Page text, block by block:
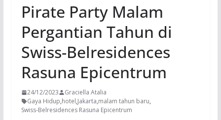
Pirate Party Malam
Pergantian Tahun di
Swiss-Belresidences
Rasuna Epicentrum
24/12/2023
Graciella Atalia
Gaya Hidup,hotel,Jakarta,malam tahun baru,
Swiss-Belresidences Rasuna Epicentrum